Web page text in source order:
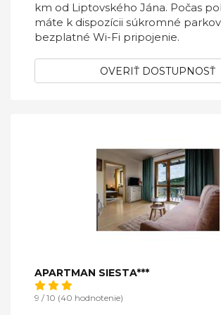
km od Liptovského Jána. Počas
máte k dispozícii súkromné
bezplatné Wi-Fi pripojenie.
OVERIŤ DOSTUPNOSŤ
APARTMAN SIESTA***
9 / 10 (40 hodnotenie)